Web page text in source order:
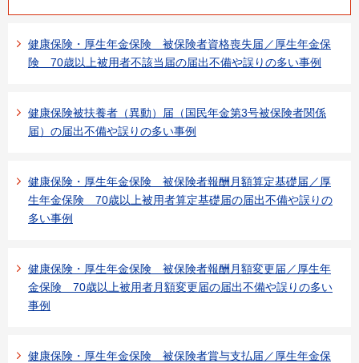
健康保険・厚生年金保険 被保険者資格喪失届／厚生年金保
険 70歳以上被用者不該当届の届出不備や誤りの多い事例
健康保険被扶養者（異動）届（国民年金第3号被保険者関係
届）の届出不備や誤りの多い事例
健康保険・厚生年金保険 被保険者報酬月額算定基礎届／厚
生年金保険 70歳以上被用者算定基礎届の届出不備や誤りの
多い事例
健康保険・厚生年金保険 被保険者報酬月額変更届／厚生年
金保険 70歳以上被用者月額変更届の届出不備や誤りの多い
事例
健康保険・厚生年金保険 被保険者賞与支払届／厚生年金保